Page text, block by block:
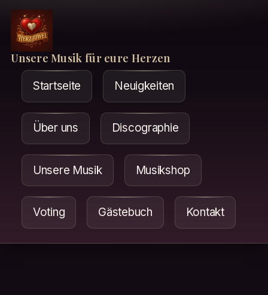
Unsere Musik für eure Herzen
Startseite Neuigkeiten
Über uns Discographie
Unsere Musik Musikshop
Voting Gästebuch Kontakt